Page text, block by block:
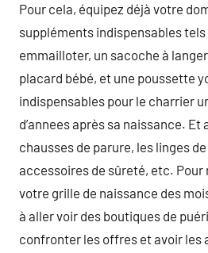
Pour cela, équipez déjà votre
suppléments indispensables tels
emmailloter, un sacoche à
placard bébé, et une poussette
indispensables pour le charrier
d’annees après sa naissance. Et
chausses de parure, les linges
accessoires de sûreté, etc. Pour
votre grille de naissance des
à aller voir des boutiques de
confronter les offres et avoir les